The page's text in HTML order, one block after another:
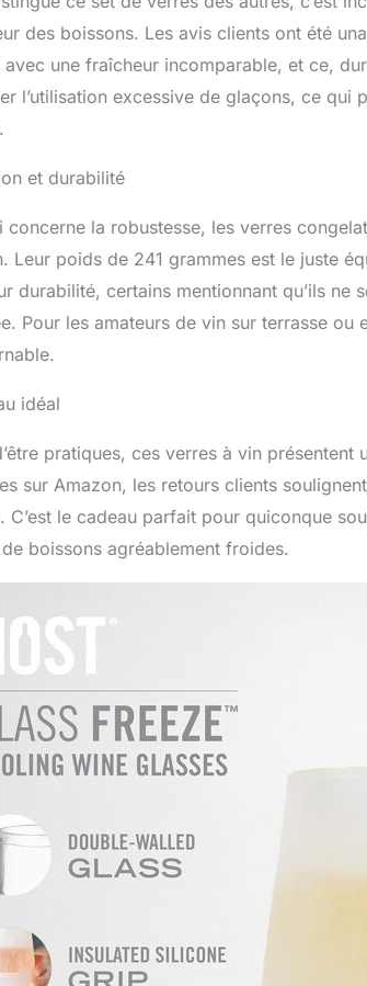
des boissons. Les avis clients ont été
avec une fraîcheur incomparable, et ce,
l’utilisation excessive de glaçons, ce qui
et durabilité
concerne la robustesse, les verres
Leur poids de 241 grammes est le juste
durabilité, certains mentionnant qu’ils ne
Pour les amateurs de vin sur terrasse ou
idéal
pratiques, ces verres à vin
sur Amazon, les retours clients
C’est le cadeau parfait pour quiconque
boissons agréablement froides.